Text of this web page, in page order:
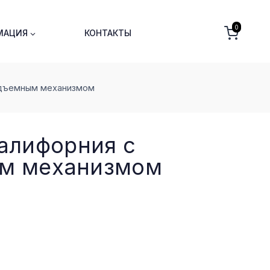
КОНТАКТЫ
0
меxанизмом
с
меxанизмом